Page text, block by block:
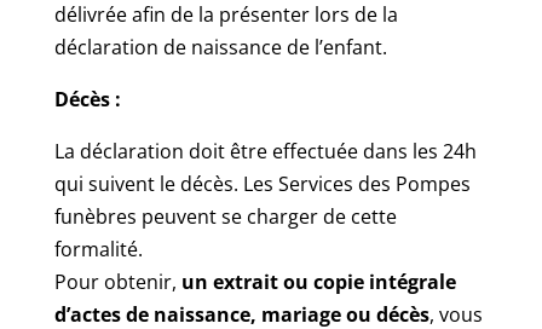
délivrée afin de la présenter lors de la
déclaration de naissance de l’enfant.
Décès :
La déclaration doit être effectuée dans les 24h
qui suivent le décès. Les Services des Pompes
funèbres peuvent se charger de cette
formalité.
Pour obtenir, un extrait ou copie intégrale
d’actes de naissance, mariage ou décès, vous